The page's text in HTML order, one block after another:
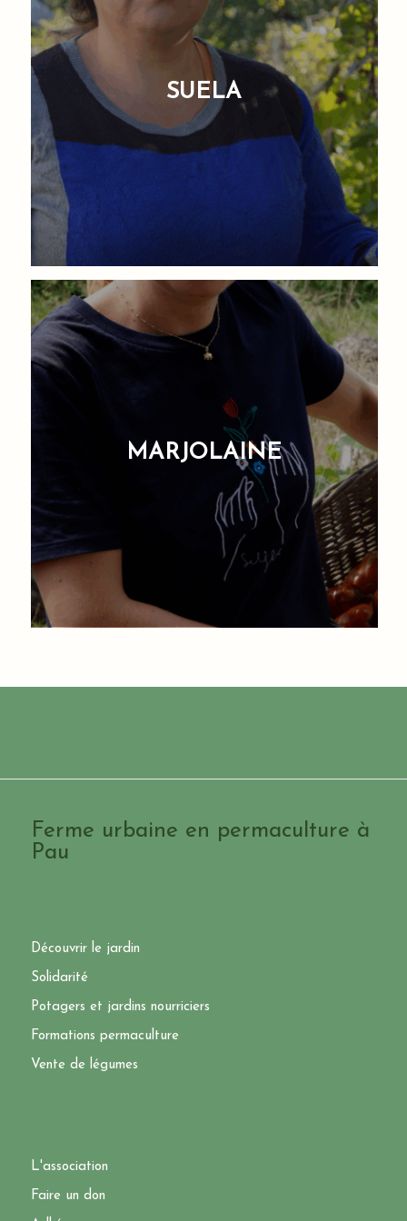
SUELA
MARJOLAINE
Ferme urbaine en permaculture à
Pau
Découvrir le jardin
Solidarité
Potagers et jardins nourriciers
Formations permaculture
Vente de légumes
L'association
Faire un don